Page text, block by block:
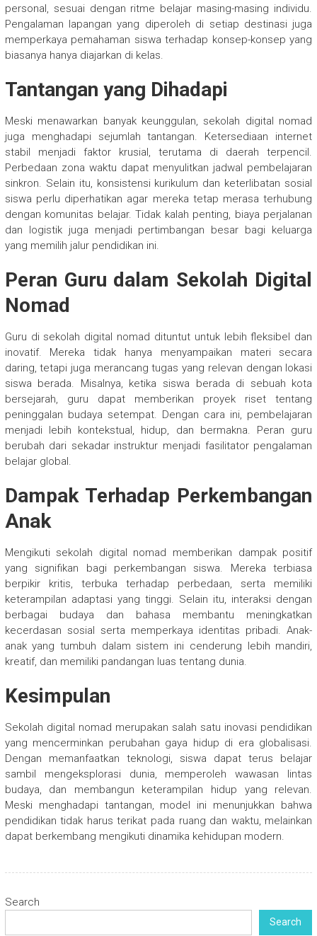
personal, sesuai dengan ritme belajar masing-masing individu.
Pengalaman lapangan yang diperoleh di setiap destinasi juga
memperkaya pemahaman siswa terhadap konsep-konsep yang
biasanya hanya diajarkan di kelas.
Tantangan yang Dihadapi
Meski menawarkan banyak keunggulan, sekolah digital nomad
juga menghadapi sejumlah tantangan. Ketersediaan internet
stabil menjadi faktor krusial, terutama di daerah terpencil.
Perbedaan zona waktu dapat menyulitkan jadwal pembelajaran
sinkron. Selain itu, konsistensi kurikulum dan keterlibatan sosial
siswa perlu diperhatikan agar mereka tetap merasa terhubung
dengan komunitas belajar. Tidak kalah penting, biaya perjalanan
dan logistik juga menjadi pertimbangan besar bagi keluarga
yang memilih jalur pendidikan ini.
Peran Guru dalam Sekolah Digital
Nomad
Guru di sekolah digital nomad dituntut untuk lebih fleksibel dan
inovatif. Mereka tidak hanya menyampaikan materi secara
daring, tetapi juga merancang tugas yang relevan dengan lokasi
siswa berada. Misalnya, ketika siswa berada di sebuah kota
bersejarah, guru dapat memberikan proyek riset tentang
peninggalan budaya setempat. Dengan cara ini, pembelajaran
menjadi lebih kontekstual, hidup, dan bermakna. Peran guru
berubah dari sekadar instruktur menjadi fasilitator pengalaman
belajar global.
Dampak Terhadap Perkembangan
Anak
Mengikuti sekolah digital nomad memberikan dampak positif
yang signifikan bagi perkembangan siswa. Mereka terbiasa
berpikir kritis, terbuka terhadap perbedaan, serta memiliki
keterampilan adaptasi yang tinggi. Selain itu, interaksi dengan
berbagai budaya dan bahasa membantu meningkatkan
kecerdasan sosial serta memperkaya identitas pribadi. Anak-
anak yang tumbuh dalam sistem ini cenderung lebih mandiri,
kreatif, dan memiliki pandangan luas tentang dunia.
Kesimpulan
Sekolah digital nomad merupakan salah satu inovasi pendidikan
yang mencerminkan perubahan gaya hidup di era globalisasi.
Dengan memanfaatkan teknologi, siswa dapat terus belajar
sambil mengeksplorasi dunia, memperoleh wawasan lintas
budaya, dan membangun keterampilan hidup yang relevan.
Meski menghadapi tantangan, model ini menunjukkan bahwa
pendidikan tidak harus terikat pada ruang dan waktu, melainkan
dapat berkembang mengikuti dinamika kehidupan modern.
Search
Search